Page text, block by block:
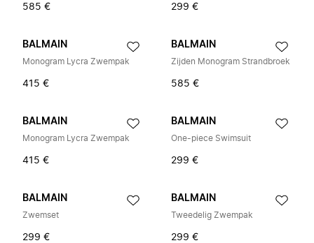
585 € 299 €
BALMAIN
Monogram Lycra Zwempak
415 €
BALMAIN
Zijden Monogram Strandbroek
585 €
BALMAIN
Monogram Lycra Zwempak
415 €
BALMAIN
One-piece Swimsuit
299 €
BALMAIN
Zwemset
299 €
BALMAIN
Tweedelig Zwempak
299 €